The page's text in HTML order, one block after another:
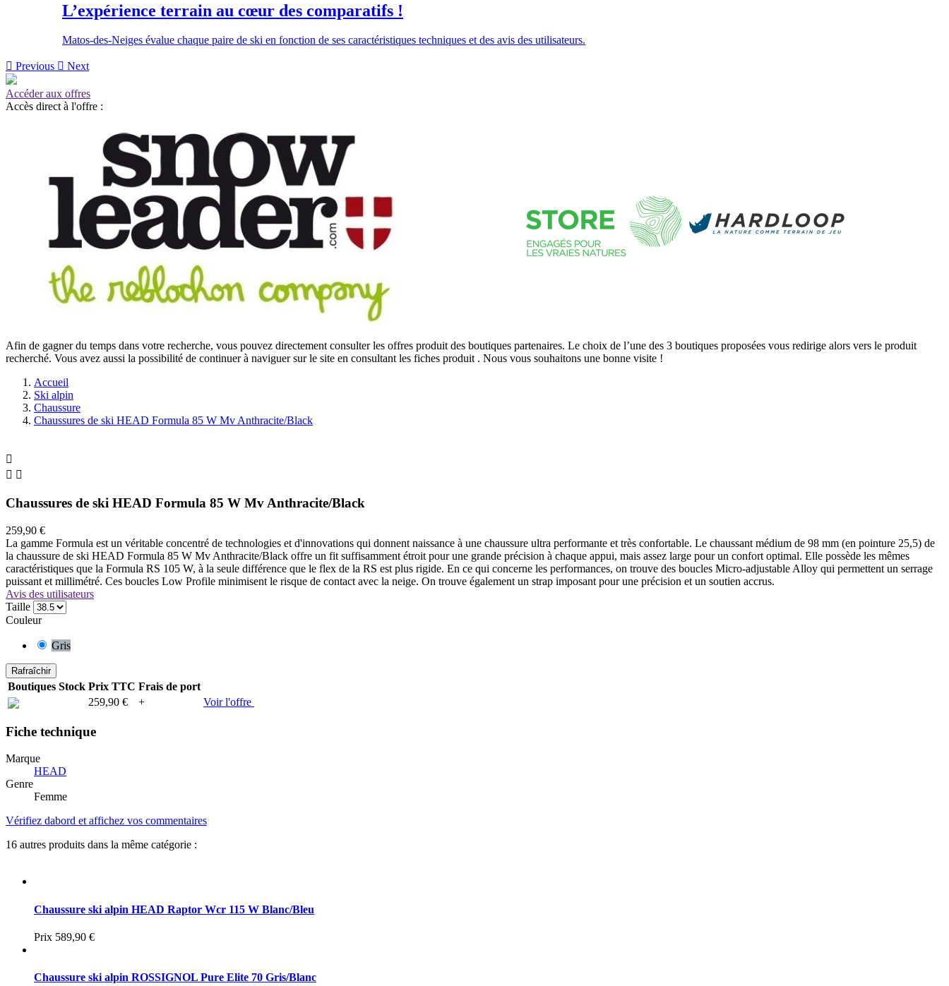
L’expérience terrain au cœur des comparatifs !
Matos-des-Neiges évalue chaque paire de ski en fonction de ses caractéristiques techniques et des avis des utilisateurs.
 Previous  Next
Accéder aux offres
Accès direct à l'offre :
Afin de gagner du temps dans votre recherche, vous pouvez directement consulter les offres produit des boutiques partenaires. Le choix de l’une des 3 boutiques proposées vous redirige alors vers le produit
recherché. Vous avez aussi la possibilité de continuer à naviguer sur le site en consultant les fiches produit . Nous vous souhaitons une bonne visite !
Accueil
Ski alpin
Chaussure
Chaussures de ski HEAD Formula 85 W Mv Anthracite/Black

 
Chaussures de ski HEAD Formula 85 W Mv Anthracite/Black
259,90 €
La gamme Formula est un véritable concentré de technologies et d'innovations qui donnent naissance à une chaussure ultra performante et très confortable. Le chaussant médium de 98 mm (en pointure 25,5) de
la chaussure de ski HEAD Formula 85 W Mv Anthracite/Black offre un fit suffisamment étroit pour une grande précision à chaque appui, mais assez large pour un confort optimal. Elle possède les mêmes
caractéristiques que la Formula RS 105 W, à la seule différence que le flex de la RS est plus rigide. En ce qui concerne les performances, on trouve des boucles Micro-adjustable Alloy qui permettent un serrage
puissant et millimétré. Ces boucles Low Profile minimisent le risque de contact avec la neige. On trouve également un strap imposant pour une précision et un soutien accrus.
Avis des utilisateurs
Taille
Couleur
Gris
Boutiques Stock Prix TTC Frais de port
259,90 €
+ Voir l'offre
Fiche technique
Marque
HEAD
Genre
Femme
Vérifiez dabord et affichez vos commentaires
16 autres produits dans la même catégorie :
Chaussure ski alpin HEAD Raptor Wcr 115 W Blanc/Bleu
Prix 589,90 €
Chaussure ski alpin ROSSIGNOL Pure Elite 70 Gris/Blanc